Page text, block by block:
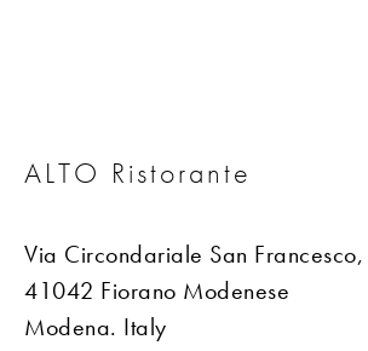
ALTO Ristorante
Via Circondariale San
41042 Fiorano Modenese
Modena. Italy